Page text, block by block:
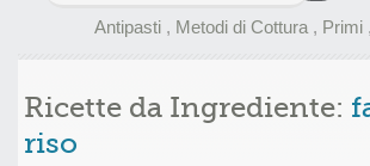
Antipasti , Metodi di Cottura , Primi ,
Ricette da Ingrediente:
riso